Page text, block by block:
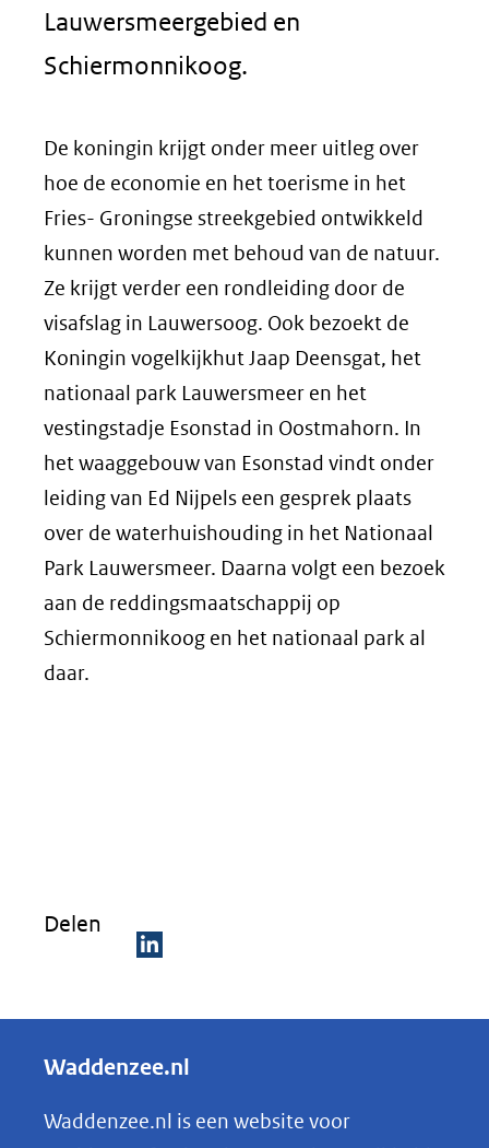
Lauwersmeergebied en
Schiermonnikoog.
De koningin krijgt onder meer uitleg over
hoe de economie en het toerisme in het
Fries- Groningse streekgebied ontwikkeld
kunnen worden met behoud van de natuur.
Ze krijgt verder een rondleiding door de
visafslag in Lauwersoog. Ook bezoekt de
Koningin vogelkijkhut Jaap Deensgat, het
nationaal park Lauwersmeer en het
vestingstadje Esonstad in Oostmahorn. In
het waaggebouw van Esonstad vindt onder
leiding van Ed Nijpels een gesprek plaats
over de waterhuishouding in het Nationaal
Park Lauwersmeer. Daarna volgt een bezoek
aan de reddingsmaatschappij op
Schiermonnikoog en het nationaal park al
daar.
Delen
e
e
n
Waddenzee.nl
Waddenzee.nl is een website voor